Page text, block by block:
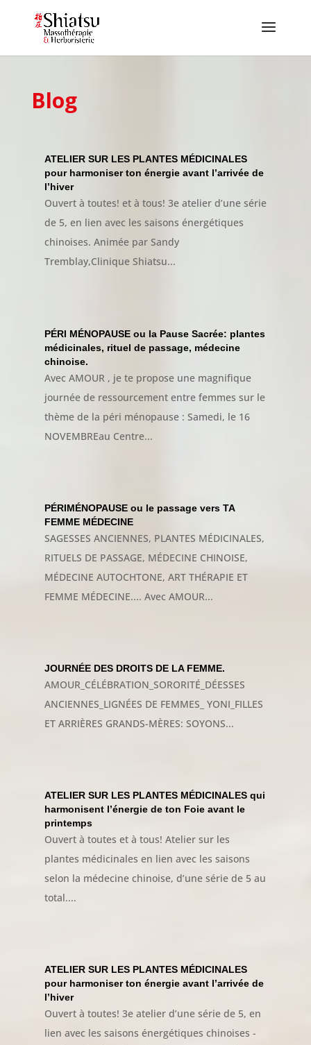
Blog
ATELIER SUR LES PLANTES MÉDICINALES
pour harmoniser ton énergie avant l’arrivée de
l’hiver
Ouvert à toutes! et à tous! 3e atelier d’une série
de 5, en lien avec les saisons énergétiques
chinoises. Animée par Sandy
Tremblay,Clinique Shiatsu...
PÉRI MÉNOPAUSE ou la Pause Sacrée: plantes
médicinales, rituel de passage, médecine
chinoise.
Avec AMOUR , je te propose une magnifique
journée de ressourcement entre femmes sur le
thème de la péri ménopause : Samedi, le 16
NOVEMBREau Centre...
PÉRIMÉNOPAUSE ou le passage vers TA
FEMME MÉDECINE
SAGESSES ANCIENNES, PLANTES MÉDICINALES,
RITUELS DE PASSAGE, MÉDECINE CHINOISE,
MÉDECINE AUTOCHTONE, ART THÉRAPIE ET
FEMME MÉDECINE.... Avec AMOUR...
JOURNÉE DES DROITS DE LA FEMME.
AMOUR_CÉLÉBRATION_SORORITÉ_DÉESSES
ANCIENNES_LIGNÉES DE FEMMES_ YONI_FILLES
ET ARRIÈRES GRANDS-MÈRES: SOYONS...
ATELIER SUR LES PLANTES MÉDICINALES qui
harmonisent l’énergie de ton Foie avant le
printemps
Ouvert à toutes et à tous! Atelier sur les
plantes médicinales en lien avec les saisons
selon la médecine chinoise, d’une série de 5 au
total....
ATELIER SUR LES PLANTES MÉDICINALES
pour harmoniser ton énergie avant l’arrivée de
l’hiver
Ouvert à toutes! 3e atelier d’une série de 5, en
lien avec les saisons énergétiques chinoises -